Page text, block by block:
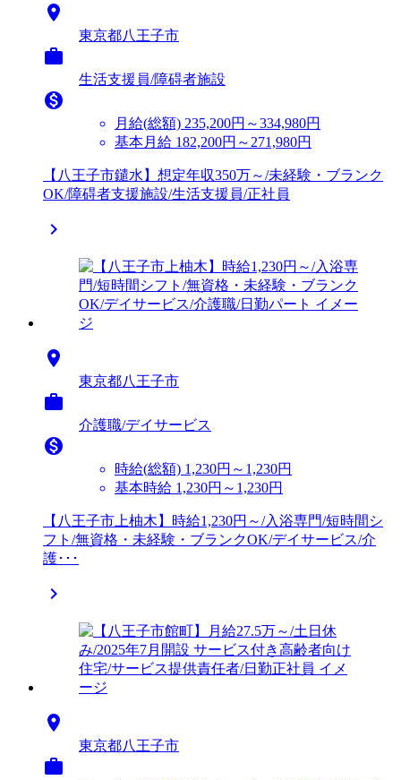

東京都八王子市

生活支援員/障碍者施設

月給(総額) 235,200円～334,980円
基本月給 182,200円～271,980円
【八王子市鑓水】想定年収350万～/未経験・ブランク
OK/障碍者支援施設/生活支援員/正社員


東京都八王子市

介護職/デイサービス

時給(総額) 1,230円～1,230円
基本時給 1,230円～1,230円
【八王子市上柚木】時給1,230円～/入浴専門/短時間シ
フト/無資格・未経験・ブランクOK/デイサービス/介
護･･･


東京都八王子市
